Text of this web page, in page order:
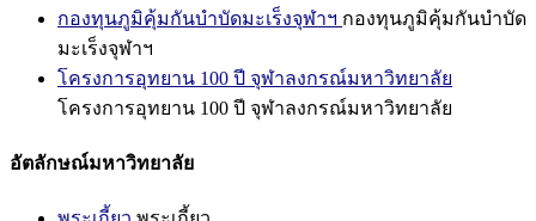
กองทุนภูมิคุ้มกันบำบัดมะเร็งจุฬาฯ กองทุนภูมิคุ้มกันบำบัด
มะเร็งจุฬาฯ
โครงการอุทยาน 100 ปี จุฬาลงกรณ์มหาวิทยาลัย
โครงการอุทยาน 100 ปี จุฬาลงกรณ์มหาวิทยาลัย
อัตลักษณ์มหาวิทยาลัย